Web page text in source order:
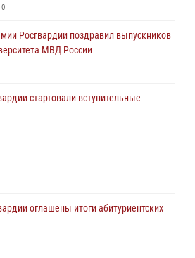
подразделений связи войск
Росгвардии поздравил выпускников
МВД России
стартовали вступительные
оглашены итоги абитуриентских